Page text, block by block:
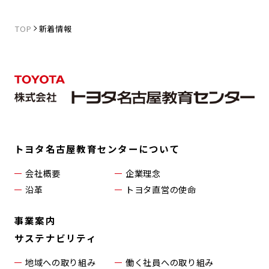
TOP 新着情報
トヨタ名古屋教育センターについて
会社概要
企業理念
沿革
トヨタ直営の使命
事業案内
サステナビリティ
地域への取り組み 働く社員への取り組み